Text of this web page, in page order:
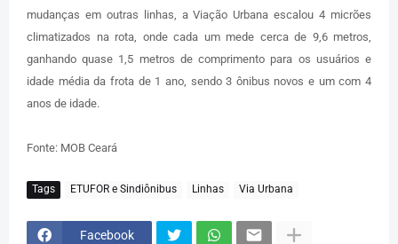
mudanças em outras linhas, a Viação Urbana escalou 4 micrões
climatizados na rota, onde cada um mede cerca de 9,6 metros,
ganhando quase 1,5 metros de comprimento para os usuários e
idade média da frota de 1 ano, sendo 3 ônibus novos e um com 4
anos de idade.
Fonte: MOB Ceará
Tags ETUFOR e Sindiônibus Linhas Via Urbana
Facebook